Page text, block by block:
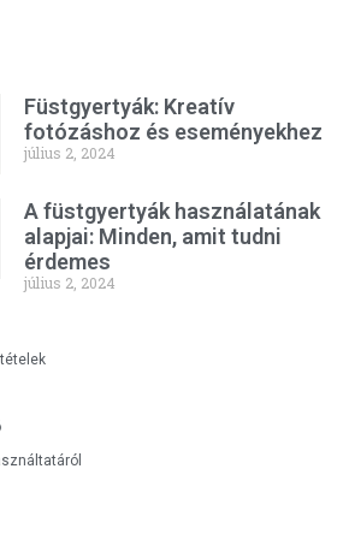
Füstgyertyák: Kreatív
fotózáshoz és eseményekhez
július 2, 2024
A füstgyertyák használatának
alapjai: Minden, amit tudni
érdemes
július 2, 2024